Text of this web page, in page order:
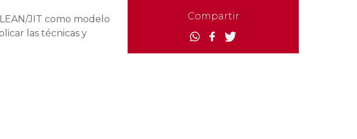
JIT como modelo
las técnicas y
Compartir